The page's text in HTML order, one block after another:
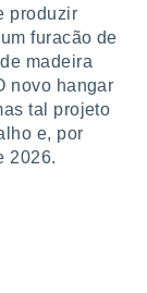
produzir
furacão de
madeira
novo hangar
tal projeto
e, por
2026.